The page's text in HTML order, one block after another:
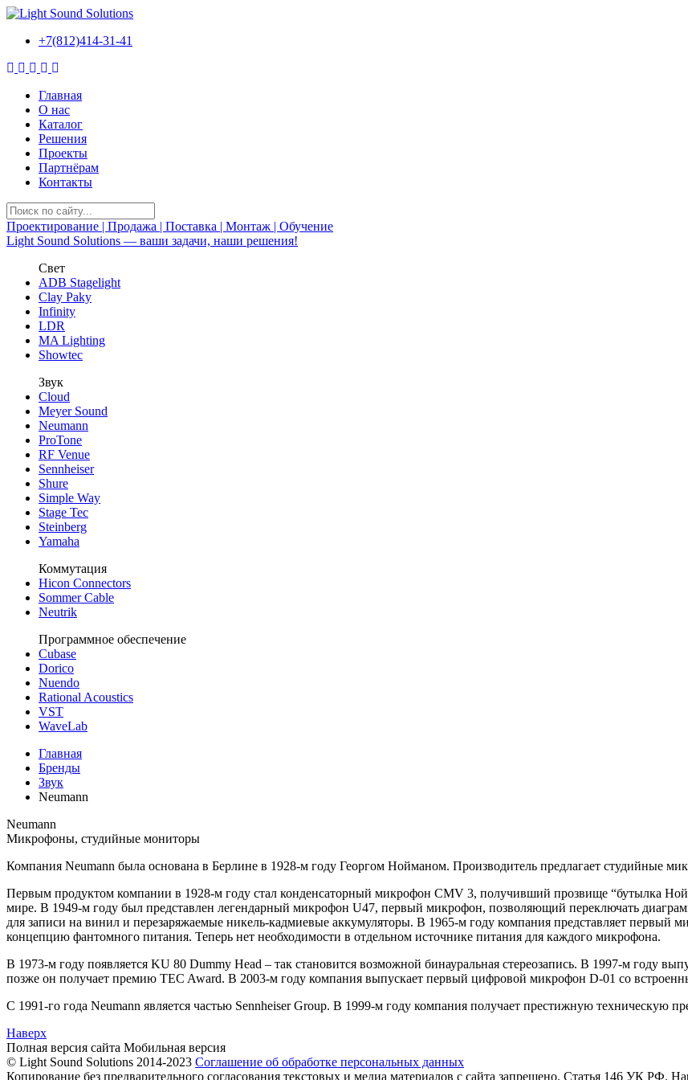
+7(812)414-31-41
Главная
О нас
Каталог
Решения
Проекты
Партнёрам
Контакты
Проектирование | Продажа | Поставка | Монтаж | Обучение
Light Sound Solutions — ваши задачи, наши решения!
Свет
ADB Stagelight
Clay Paky
Infinity
LDR
MA Lighting
Showtec
Звук
Cloud
Meyer Sound
Neumann
ProTone
RF Venue
Sennheiser
Shure
Simple Way
Stage Tec
Steinberg
Yamaha
Коммутация
Hicon Connectors
Sommer Cable
Neutrik
Программное обеспечение
Cubase
Dorico
Nuendo
Rational Acoustics
VST
WaveLab
Главная
Бренды
Звук
Neumann
Neumann
Микрофоны, студийные мониторы
Компания Neumann была основана в Берлине в 1928-м году Георгом Нойманом. Производитель предлагает студийные
Первым продуктом компании в 1928-м году стал конденсаторный микрофон CMV 3, получивший прозвище “бутылка
мире. В 1949-м году был представлен легендарный микрофон U47, первый микрофон, позволяющий переключать
для записи на винил и перезаряжаемые никель-кадмиевые аккумуляторы. В 1965-м году компания представляет первый
концепцию фантомного питания. Теперь нет необходимости в отдельном источнике питания для каждого микрофона.
В 1973-м году появляется KU 80 Dummy Head – так становится возможной бинауральная стереозапись. В 1997-м году
позже он получает премию TEC Award. В 2003-м году компания выпускает первый цифровой микрофон D-01 со
С 1991-го года Neumann является частью Sennheiser Group. В 1999-м году компания получает престижную техническую
Наверх
Полная версия сайта Мобильная версия
© Light Sound Solutions 2014-2023 Соглашение об обработке персональных данных
Копирование без предварительного согласования текстовых и медиа материалов с сайта запрещено. Статья 146 УК